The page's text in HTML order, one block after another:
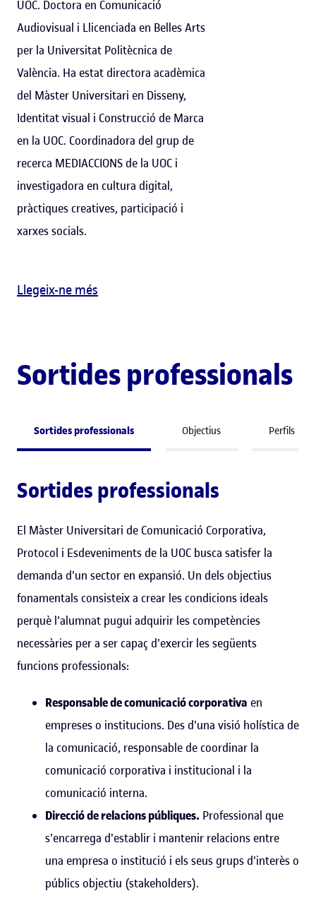
UOC. Doctora en Comunicació
Audiovisual i Llicenciada en Belles Arts
per la Universitat Politècnica de
València. Ha estat directora acadèmica
del Màster Universitari en Disseny,
Identitat visual i Construcció de Marca
en la UOC. Coordinadora del grup de
recerca MEDIACCIONS de la UOC i
investigadora en cultura digital,
pràctiques creatives, participació i
xarxes socials.
Llegeix-ne més
Sortides professionals
Sortides professionals Objectius Perfils
Sortides professionals
El Màster Universitari de Comunicació Corporativa,
Protocol i Esdeveniments de la UOC busca satisfer la
demanda d'un sector en expansió. Un dels objectius
fonamentals consisteix a crear les condicions ideals
perquè l'alumnat pugui adquirir les competències
necessàries per a ser capaç d'exercir les següents
funcions professionals:
Responsable de comunicació corporativa en
empreses o institucions. Des d'una visió holística de
la comunicació, responsable de coordinar la
comunicació corporativa i institucional i la
comunicació interna.
Direcció de relacions públiques. Professional que
s'encarrega d'establir i mantenir relacions entre
una empresa o institució i els seus grups d'interès o
públics objectiu (stakeholders).